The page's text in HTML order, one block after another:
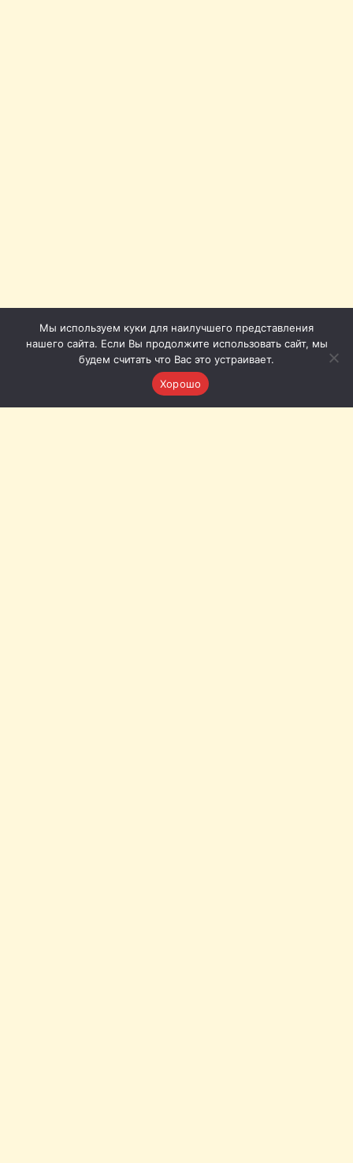
Мы используем куки для наилучшего представления
нашего сайта. Если Вы продолжите использовать сайт, мы
будем считать что Вас это устраивает.
Хорошо